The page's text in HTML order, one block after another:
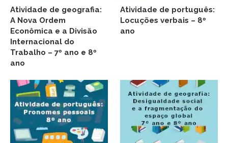
Atividade de geografia:
A Nova Ordem
Econômica e a Divisão
Internacional do
Trabalho – 7º ano e 8º
ano
Atividade de português:
Locuções verbais – 8º
ano